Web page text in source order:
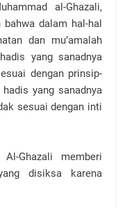
al-Ghazali,
dalam hal-hal
dan mu’amalah
yang sanadnya
dengan prinsip-
hadis yang sanadnya
sesuai dengan inti
Ghazali memberi
disiksa karena